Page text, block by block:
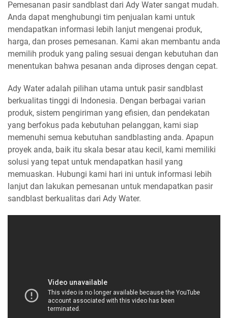
Pemesanan pasir sandblast dari Ady Water sangat mudah.
Anda dapat menghubungi tim penjualan kami untuk
mendapatkan informasi lebih lanjut mengenai produk,
harga, dan proses pemesanan. Kami akan membantu anda
memilih produk yang paling sesuai dengan kebutuhan dan
menentukan bahwa pesanan anda diproses dengan cepat.
Ady Water adalah pilihan utama untuk pasir sandblast
berkualitas tinggi di Indonesia. Dengan berbagai varian
produk, sistem pengiriman yang efisien, dan pendekatan
yang berfokus pada kebutuhan pelanggan, kami siap
memenuhi semua kebutuhan sandblasting anda. Apapun
proyek anda, baik itu skala besar atau kecil, kami memiliki
solusi yang tepat untuk mendapatkan hasil yang
memuaskan. Hubungi kami hari ini untuk informasi lebih
lanjut dan lakukan pemesanan untuk mendapatkan pasir
sandblast berkualitas dari Ady Water.